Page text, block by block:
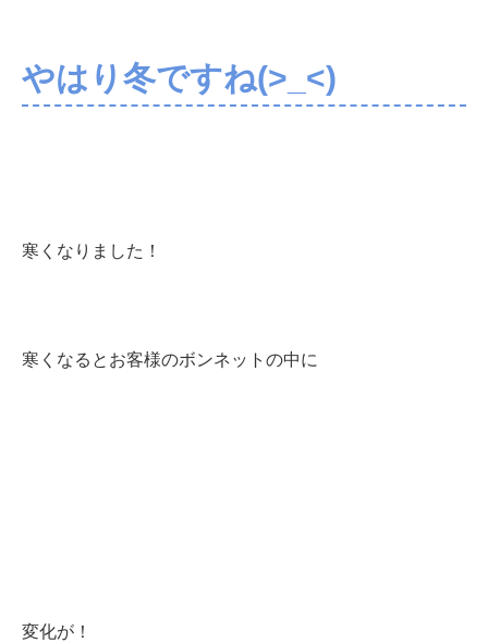
やはり冬ですね(>_<)
寒くなりました！
寒くなるとお客様のボンネットの中に
変化が！